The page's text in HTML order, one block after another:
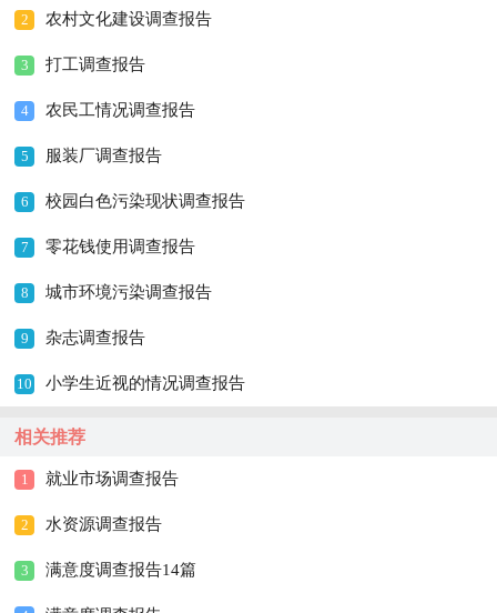
2 农村文化建设调查报告
3 打工调查报告
4 农民工情况调查报告
5 服装厂调查报告
6 校园白色污染现状调查报告
7 零花钱使用调查报告
8 城市环境污染调查报告
9 杂志调查报告
10 小学生近视的情况调查报告
相关推荐
1 就业市场调查报告
2 水资源调查报告
3 满意度调查报告14篇